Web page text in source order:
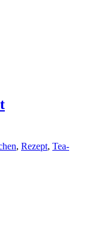
, Rezept, Tea-